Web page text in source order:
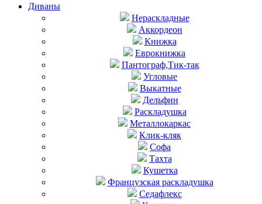
Диваны
Нераскладные
Аккордеон
Книжка
Еврокнижка
Пантограф,Тик-так
Угловые
Выкатные
Дельфин
Раскладушка
Металлокаркас
Клик-кляк
Софа
Тахта
Кушетка
Французская раскладушка
Седафлекс